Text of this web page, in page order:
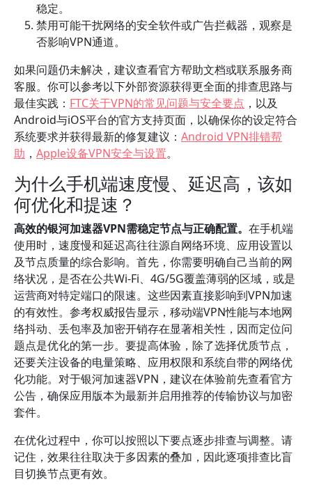
稳定。
禁用可能干扰网络的安全软件或广告拦截器，观察是
否影响VPN通道。
如果问题仍未解决，建议查看官方帮助文档或联系服务商
客服。你可以参考以下外部资源获得更全面的排查思路与
最佳实践： FTC关于VPN的常见问题与安全要点 ，以及
Android与iOS平台的官方支持页面，以确保你的设定符合
系统要求并获得最新的修复建议： Android VPN排错帮
助 ， Apple设备VPN安全与设置。
为什么手机端速度慢、延迟高，该如
何优化和提速？
高效的银河加速器VPN需稳定节点与正确配置。 在手机端
使用时，速度慢和延迟高往往源自网络环境、应用设置以
及节点质量的综合影响。首先，你需要明确自己当前的网
络状况，是否在公共Wi-Fi、4G/5G覆盖薄弱的区域，或是
运营商对特定端口的限速。这些因素直接影响到VPN加速
的有效性。参考权威报告显示，移动端VPN性能与本地网
络抖动、丢包率及加密开销存在显著相关性，因而定位问
题点是优化的第一步。要提高体验，除了选择优质节点，
还要关注设备的电量策略、应用权限和系统自带的网络优
化功能。对于银河加速器VPN，建议在体验前先查看官方
公告，确保应用版本为最新并启用推荐的传输协议与加密
套件。
在优化过程中，你可以按照以下要点逐步排查与调整。请
记住，效果往往取决于多因素的叠加，因此逐项排查比盲
目切换节点更有效。